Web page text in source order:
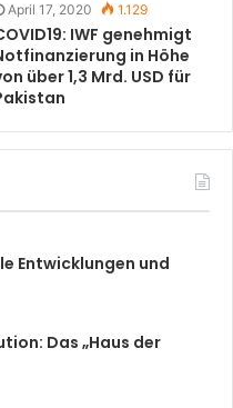
April 17, 2020 1.129
IWF genehmigt
in Höhe
über 1,3 Mrd. USD für
Entwicklungen und
Das „Haus der